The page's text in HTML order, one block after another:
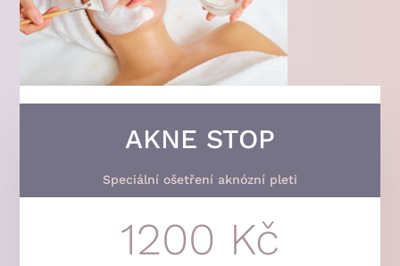
AKNE STOP
Speciální ošetření aknózní pleti
1200 Kč